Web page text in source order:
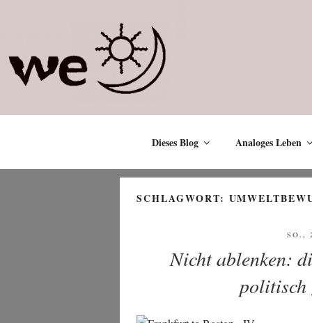
Dieses Blog Analoges Leben
SCHLAGWORT:
SO.,
Nicht ablenken:
politisch